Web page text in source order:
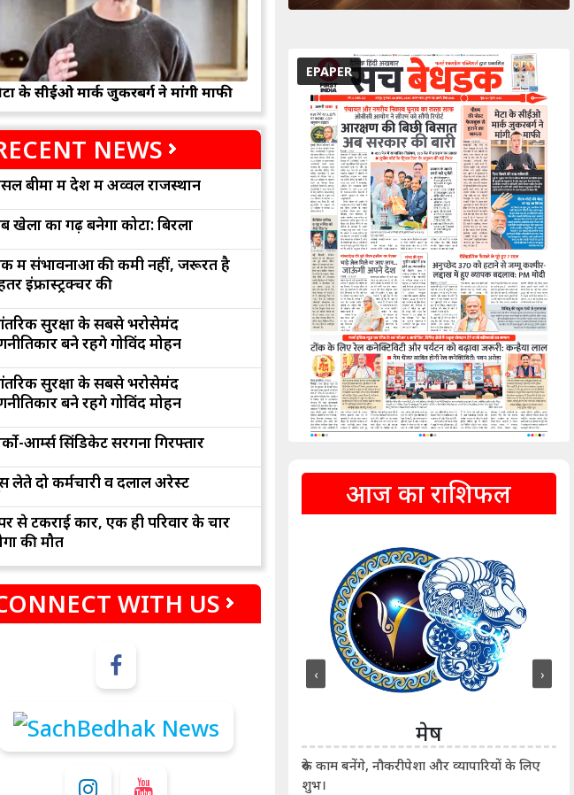
के सीईओ मार्क जुकरबर्ग ने मांगी माफी
NEWS
बीमा में देश में अव्वल राजस्थान
खेलों का गढ़ बनेगा कोटा: बिरला
में संभावनाओं की कमी नहीं, जरूरत है
इंफ्रास्ट्रक्चर की
सुरक्षा के सबसे भरोसेमंद
बने रहेंगे गोविंद मोहन
सुरक्षा के सबसे भरोसेमंद
बने रहेंगे गोविंद मोहन
आर्म्स सिंडिकेट सरगना गिरफ्तार
लेते दो कर्मचारी व दलाल अरेस्ट
से टकराई कार, एक ही परिवार के चार
की मौत
WITH US
EPAPER
आज का राशिफल
संभलकर रहे, जल्दबाजी नहीं दिखाए। कानूनी वाद-
विवादों से बचे।
मेष
रुके काम बनेंगे, नौकरीपेशा और व्यापारियों के लिए
शुभ।
‹ ›